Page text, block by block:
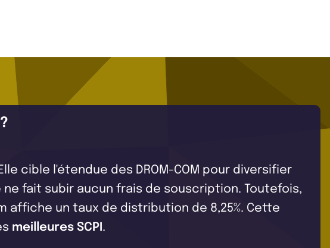
cible l'étendue des DROM-COM pour diversifier
fait subir aucun frais de souscription. Toutefois,
affiche un taux de distribution de 8,25%. Cette
meilleures SCPI .